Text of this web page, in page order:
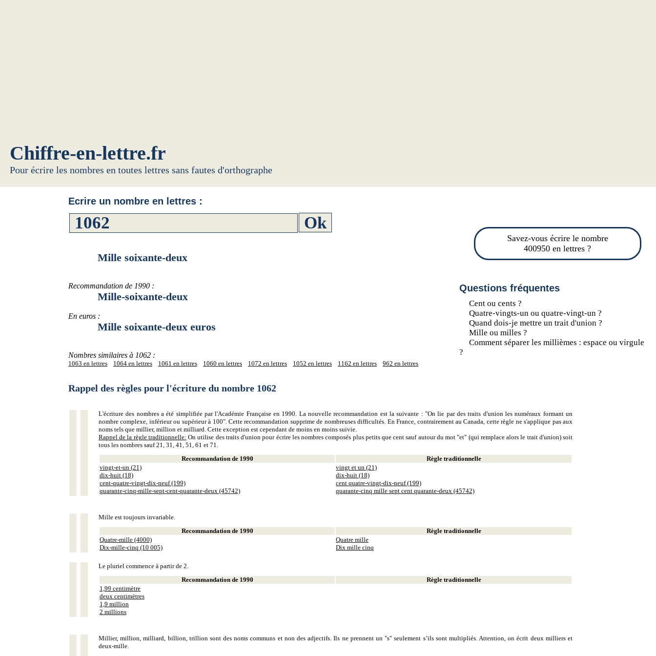
Chiffre-en-lettre.fr
Pour écrire les nombres en toutes lettres sans fautes d'orthographe
Savez-vous écrire le nombre
400950 en lettres ?
Questions fréquentes
Cent ou cents ?
Quatre-vingts-un ou quatre-vingt-un ?
Quand dois-je mettre un trait d'union ?
Mille ou milles ?
Comment séparer les millièmes : espace ou virgule
?
Ecrire un nombre en lettres :
Mille soixante-deux
Recommandation de 1990 :
Mille-soixante-deux
En euros :
Mille soixante-deux euros
Nombres similaires à 1062 :
1063 en lettres 1064 en lettres 1061 en lettres 1060 en lettres 1072 en lettres 1052 en lettres 1162 en lettres 962 en lettres
Rappel des règles pour l'écriture du nombre 1062
L'écriture des nombres a été simplifiée par l'Académie Française en 1990. La nouvelle recommandation est la suivante : "On lie par des traits d'union les numéraux formant un
nombre complexe, inférieur ou supérieur à 100". Cette recommandation supprime de nombreuses difficultés. En France, contrairement au Canada, cette règle ne s'applique pas aux
noms tels que millier, million et milliard. Cette exception est cependant de moins en moins suivie.
Rappel de la règle traditionnelle: On utilise des traits d'union pour écrire les nombres composés plus petits que cent sauf autour du mot "et" (qui remplace alors le trait d'union) soit
tous les nombres sauf 21, 31, 41, 51, 61 et 71.
Recommandation de 1990
Règle traditionnelle
vingt-et-un (21)
dix-huit (18)
cent-quatre-vingt-dix-neuf (199)
quarante-cinq-mille-sept-cent-quarante-deux (45742)
vingt et un (21)
dix-huit (18)
cent quatre-vingt-dix-neuf (199)
quarante-cinq mille sept cent quarante-deux (45742)
Mille est toujours invariable.
Recommandation de 1990
Règle traditionnelle
Quatre-mille (4000)
Dix-mille-cinq (10 005)
Quatre mille
Dix mille cinq
Le pluriel commence à partir de 2.
Recommandation de 1990
Règle traditionnelle
1,99 centimètre
deux centimètres
1,9 million
2 millions
Millier, million, milliard, billion, trillion sont des noms communs et non des adjectifs. Ils ne prennent un "s" seulement s’ils sont multipliés. Attention, on écrit deux milliers et
deux-mille.